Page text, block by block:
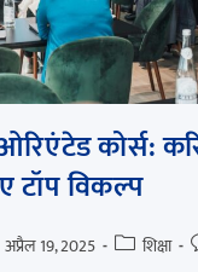
कोर्स:
विकल्प
अप्रैल 19, 2025 शिक्षा